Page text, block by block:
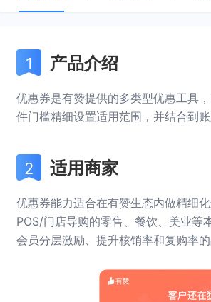
产品介绍
优惠券是有赞提供的多类型优惠工具
件门槛精细设置适用范围，并结合到
适用商家
优惠券能力适合在有赞生态内做精细
POS/门店导购的零售、餐饮、美业等
会员分层激励、提升核销率和复购率